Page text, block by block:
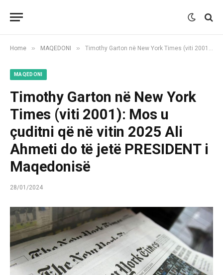
Home » MAQEDONI » Timothy Garton në New York Times (viti 2001): Mos u çuditni që në vitin 2025 Ali Ahmeti do të jetë PRESIDENT i Maqedonisë
MAQEDONI
Timothy Garton në New York
Times (viti 2001): Mos u
çuditni që në vitin 2025 Ali
Ahmeti do të jetë PRESIDENT i
Maqedonisë
28/01/2024